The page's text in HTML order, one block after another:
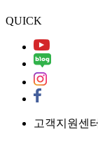
QUICK
고객지원센터